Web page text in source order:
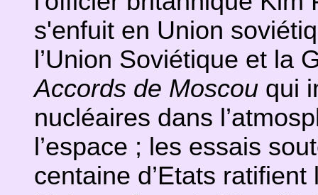
s'enfuit en Union
l’Union Soviétique et la
Accords de Moscouqui
nucléaires dans
l’espace ; les essais
centaine d’Etats